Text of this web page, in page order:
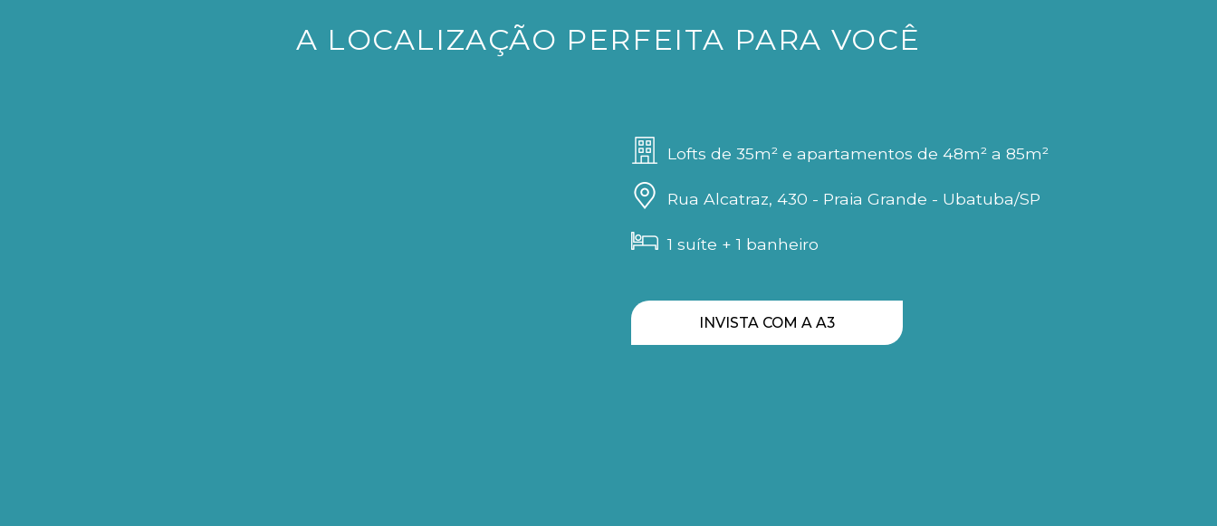
A LOCALIZAÇÃO PERFEITA PARA VOCÊ
Lofts de 35m² e apartamentos de 48m² a 85m²
Rua Alcatraz, 430 - Praia Grande - Ubatuba/SP
1 suíte + 1 banheiro
INVISTA COM A A3